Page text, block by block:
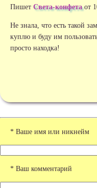
Пишет Света-конфетаот
Не знала, что есть такой
куплю и буду им
просто находка!
* Ваше имя или никнейм
* Ваш комментарий